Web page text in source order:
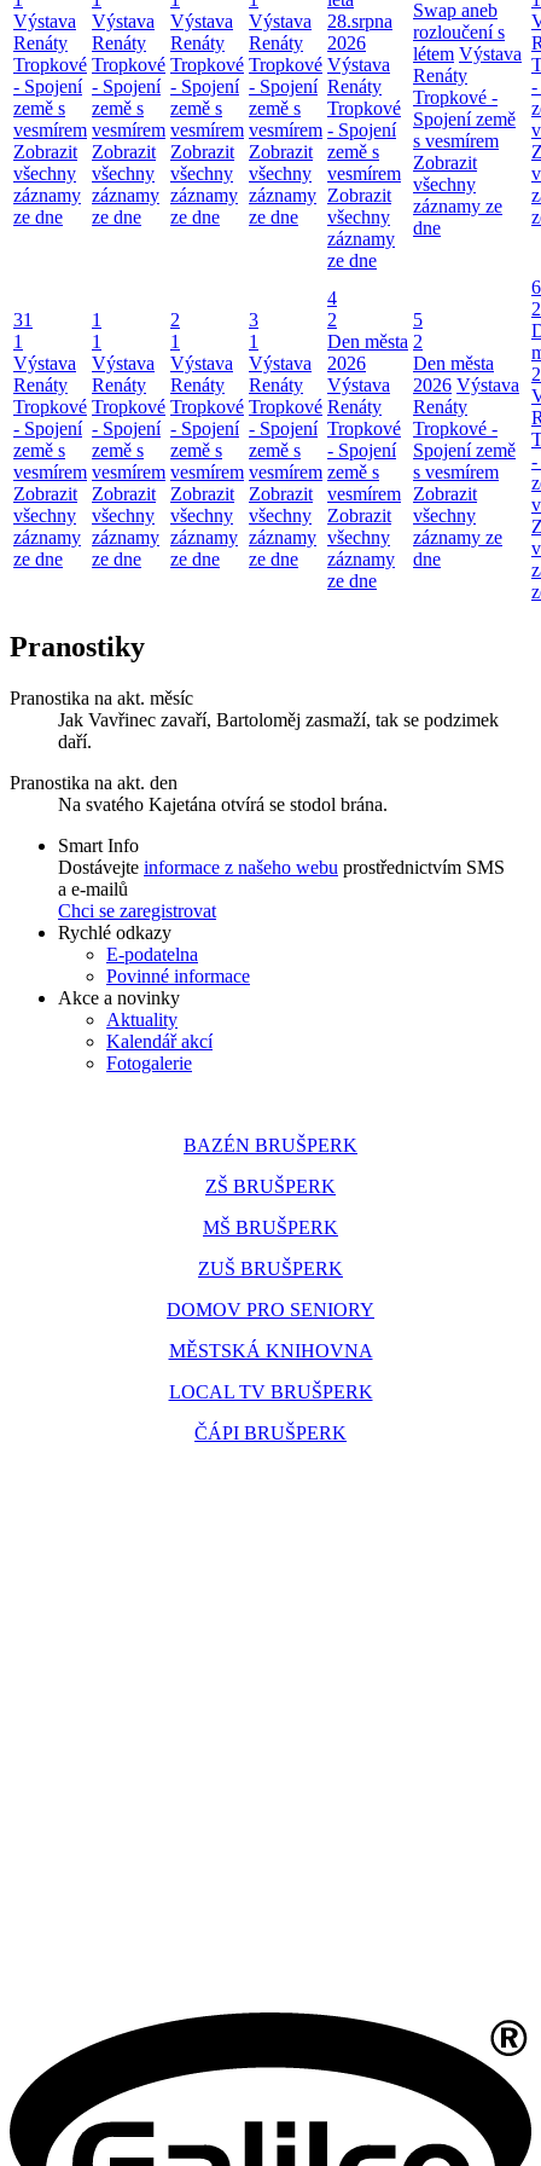
Výstava
Renáty
Tropkové
- Spojení
země s
vesmírem
Zobrazit
všechny
záznamy
ze dne
Výstava
Renáty
Tropkové
- Spojení
země s
vesmírem
Zobrazit
všechny
záznamy
ze dne
Výstava
Renáty
Tropkové
- Spojení
země s
vesmírem
Zobrazit
všechny
záznamy
ze dne
Výstava
Renáty
Tropkové
- Spojení
země s
vesmírem
Zobrazit
všechny
záznamy
ze dne
28.srpna
2026
Výstava
Renáty
Tropkové
- Spojení
země s
vesmírem
Zobrazit
všechny
záznamy
ze dne
Swap aneb
rozloučení s
létem Výstava
Renáty
Tropkové -
Spojení země
s vesmírem
Zobrazit
všechny
záznamy ze
dne
-
31
1
Výstava
Renáty
Tropkové
- Spojení
země s
vesmírem
Zobrazit
všechny
záznamy
ze dne
1
1
Výstava
Renáty
Tropkové
- Spojení
země s
vesmírem
Zobrazit
všechny
záznamy
ze dne
2
1
Výstava
Renáty
Tropkové
- Spojení
země s
vesmírem
Zobrazit
všechny
záznamy
ze dne
3
1
Výstava
Renáty
Tropkové
- Spojení
země s
vesmírem
Zobrazit
všechny
záznamy
ze dne
4
2
Den města
2026
Výstava
Renáty
Tropkové
- Spojení
země s
vesmírem
Zobrazit
všechny
záznamy
ze dne
5
2
Den města
2026 Výstava
Renáty
Tropkové -
Spojení země
s vesmírem
Zobrazit
všechny
záznamy ze
dne
6
2
-
Pranostiky
Pranostika na akt. měsíc
Jak Vavřinec zavaří, Bartoloměj zasmaží, tak se podzimek
daří.
Pranostika na akt. den
Na svatého Kajetána otvírá se stodol brána.
Smart Info
Dostávejte informace z našeho webu prostřednictvím SMS
a e-mailů
Chci se zaregistrovat
Rychlé odkazy
E-podatelna
Povinné informace
Akce a novinky
Aktuality
Kalendář akcí
Fotogalerie
BAZÉN BRUŠPERK
ZŠ BRUŠPERK
MŠ BRUŠPERK
ZUŠ BRUŠPERK
DOMOV PRO SENIORY
MĚSTSKÁ KNIHOVNA
LOCAL TV BRUŠPERK
ČÁPI BRUŠPERK